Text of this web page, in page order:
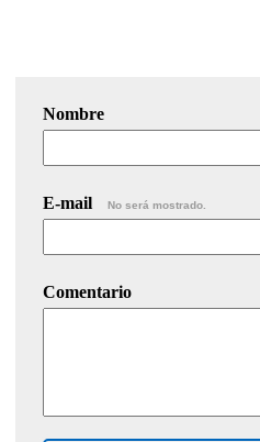
Nombre
E-mail No será mostrado.
Comentario